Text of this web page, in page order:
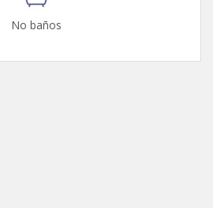
No baños